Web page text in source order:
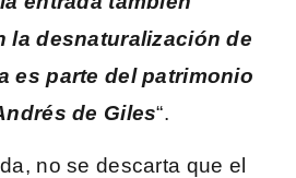
la desnaturalización de
es parte del patrimonio
de Giles“.
no se descarta que el